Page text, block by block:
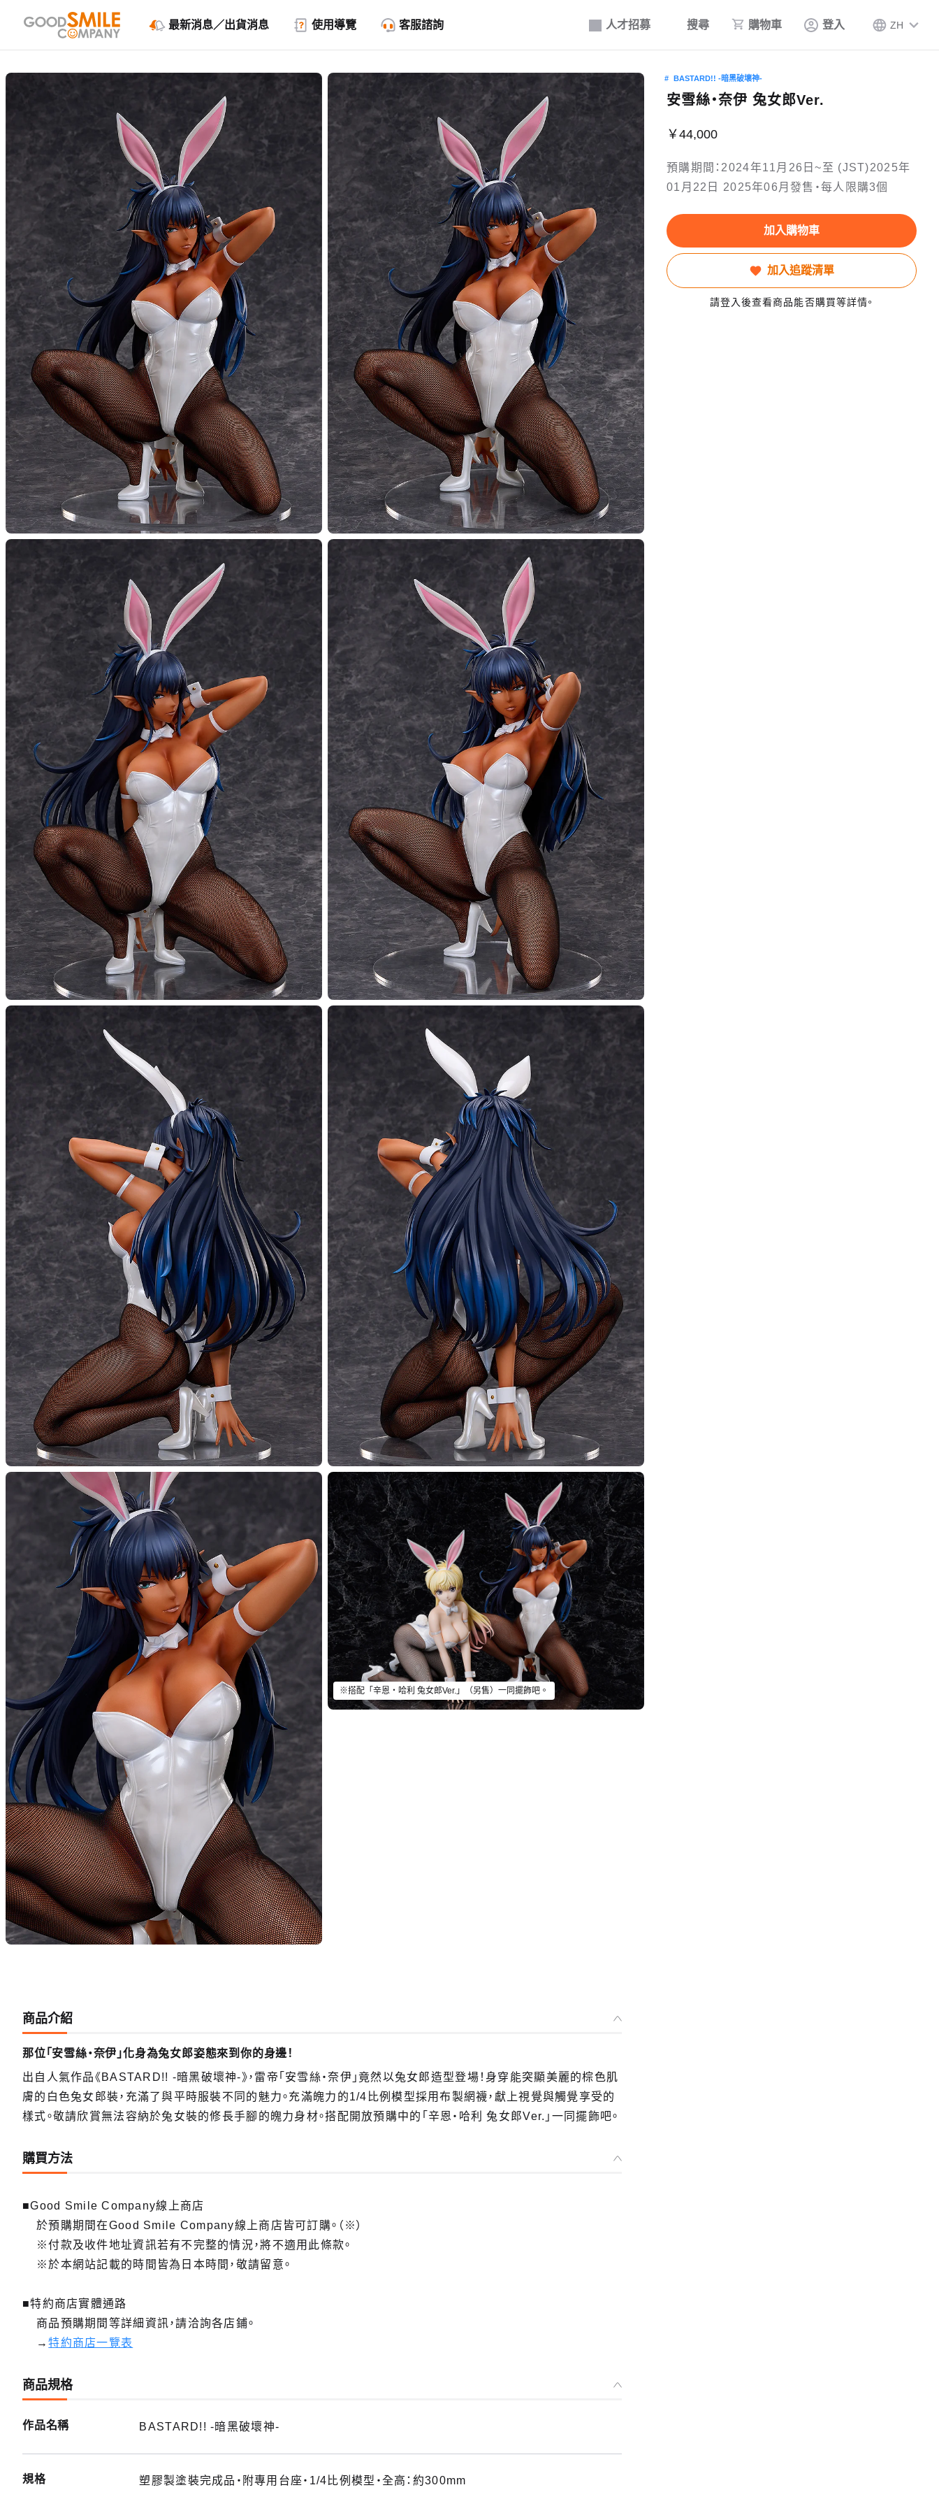
人才招募 搜尋 購物車 登入 ZH
最新消息／出貨消息 使用導覽 客服諮詢
※搭配「辛恩‧哈利 兔女郎Ver.」（另售）一同擺飾吧。
BASTARD!! -暗黑破壞神-
安雪絲‧奈伊 兔女郎Ver.
￥44,000
預購期間：2024年11月26日~至 (JST)2025年
01月22日 2025年06月發售・每人限購3個
加入購物車
加入追蹤清單
請登入後查看商品能否購買等詳情。
商品介紹
那位「安雪絲‧奈伊」化身為兔女郎姿態來到你的身邊！
出自人氣作品《BASTARD!! -暗黑破壞神-》，雷帝「安雪絲‧奈伊」竟然以兔女郎造型登場！身穿能突顯美麗的棕色肌
膚的白色兔女郎裝，充滿了與平時服裝不同的魅力。充滿魄力的1/4比例模型採用布製網襪，獻上視覺與觸覺享受的
樣式。敬請欣賞無法容納於兔女裝的修長手腳的魄力身材。搭配開放預購中的「辛恩‧哈利 兔女郎Ver.」一同擺飾吧。
購買方法
■Good Smile Company線上商店
於預購期間在Good Smile Company線上商店皆可訂購。（※）
※付款及收件地址資訊若有不完整的情況，將不適用此條款。
※於本網站記載的時間皆為日本時間，敬請留意。
■特約商店實體通路
商品預購期間等詳細資訊，請洽詢各店鋪。
→特約商店一覽表
商品規格
作品名稱 BASTARD!! -暗黑破壞神-
規格 塑膠製塗裝完成品・附專用台座・1/4比例模型・全高：約300mm